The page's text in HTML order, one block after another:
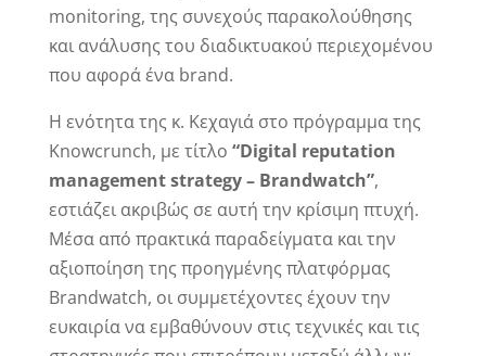
monitoring, της συνεχούς παρακολούθησης
και ανάλυσης του διαδικτυακού περιεχομένου
που αφορά ένα brand.
Η ενότητα της κ. Κεχαγιά στο πρόγραμμα της
Knowcrunch, με τίτλο “Digital reputation
management strategy – Brandwatch”,
εστιάζει ακριβώς σε αυτή την κρίσιμη πτυχή.
Μέσα από πρακτικά παραδείγματα και την
αξιοποίηση της προηγμένης πλατφόρμας
Brandwatch, οι συμμετέχοντες έχουν την
ευκαιρία να εμβαθύνουν στις τεχνικές και τις